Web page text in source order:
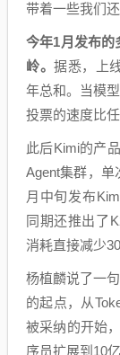
带着一些我们
今年1月发布的
岭。据悉，上
年总和。当模
投票的速度比
此后Kimi的产
Agent集群，单
月中旬发布
同期还推出了
消耗直接减少
杨植麟说了一
的起点，从
被采纳的开始
序员扩展到10